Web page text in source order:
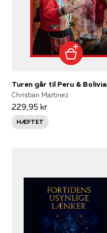
Turen går til Peru & Bolivia
Christian Martinez
229,95 kr
HÆFTET